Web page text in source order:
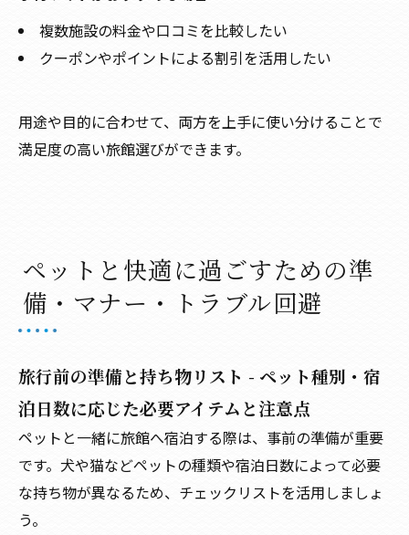
複数施設の料金や口コミを比較したい
クーポンやポイントによる割引を活用したい
用途や目的に合わせて、両方を上手に使い分けることで
満足度の高い旅館選びができます。
ペットと快適に過ごすための準
備・マナー・トラブル回避
旅行前の準備と持ち物リスト - ペット種別・宿
泊日数に応じた必要アイテムと注意点
ペットと一緒に旅館へ宿泊する際は、事前の準備が重要
です。犬や猫などペットの種類や宿泊日数によって必要
な持ち物が異なるため、チェックリストを活用しましょ
う。